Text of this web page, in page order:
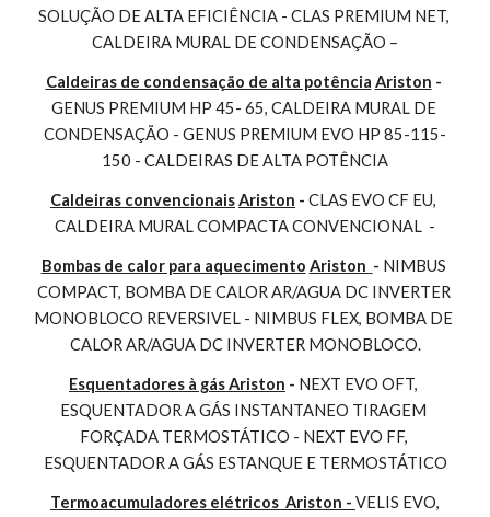
SOLUÇÃO DE ALTA EFICIÊNCIA - CLAS PREMIUM NET,
CALDEIRA MURAL DE CONDENSAÇÃO –
Caldeiras de condensação de alta potência Ariston
GENUS PREMIUM HP 45- 65, CALDEIRA MURAL DE
CONDENSAÇÃO - GENUS PREMIUM EVO HP 85-115-
150 - CALDEIRAS DE ALTA POTÊNCIA
Caldeiras convencionaisAriston - CLAS EVO CF EU,
CALDEIRA MURAL COMPACTA CONVENCIONAL  -
Bombas de calor para aquecimento Ariston - NIMBUS
COMPACT, BOMBA DE CALOR AR/AGUA DC INVERTER
MONOBLOCO REVERSIVEL - NIMBUS FLEX, BOMBA DE
CALOR AR/AGUA DC INVERTER MONOBLOCO.
Esquentadores à gás Ariston - NEXT EVO OFT,
ESQUENTADOR A GÁS INSTANTANEO TIRAGEM
FORÇADA TERMOSTÁTICO - NEXT EVO FF,
ESQUENTADOR A GÁS ESTANQUE E TERMOSTÁTICO
Termoacumuladores elétricos  Ariston - VELIS EVO,